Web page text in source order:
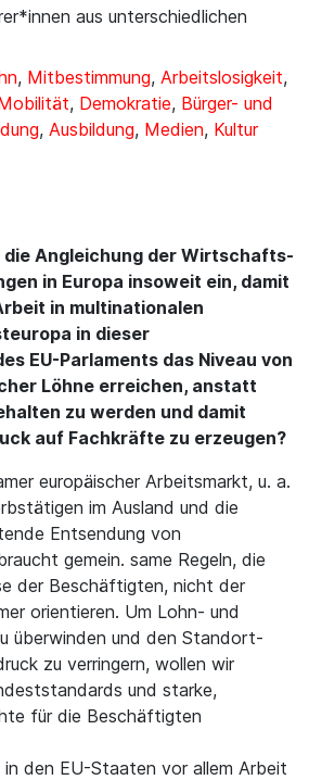
aus unterschiedlichen
, Mitbestimmung, Arbeitslosigkeit,
, Demokratie, Bürger- und
, Ausbildung, Medien, Kultur
Angleichung der Wirtschafts-
in Europa insoweit ein, damit
in multinationalen
in dieser
EU-Parlaments das Niveau von
Löhne erreichen, anstatt
zu werden und damit
auf Fachkräfte zu erzeugen?
europäischer Arbeitsmarkt, u. a.
im Ausland und die
Entsendung von
gemein. same Regeln, die
der Beschäftigten, nicht der
orientieren. Um Lohn- und
überwinden und den Standort-
zu verringern, wollen wir
und starke,
für die Beschäftigten
in den EU-Staaten vor allem Arbeit